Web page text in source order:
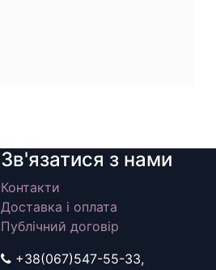
Зв'язатися з нами
Контакти
Доставка і оплата
Публічний договір
+38(067)547-55-33,